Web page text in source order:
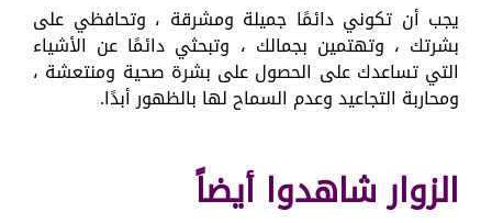
يجب أن تكوني دائمًا جميلة ومشرقة ، وتحافظي على
بشرتك ، وتهتمين بجمالك ، وتبحثي دائمًا عن الأشياء
التي تساعدك على الحصول على بشرة صحية ومنتعشة ،
ومحاربة التجاعيد وعدم السماح لها بالظهور أبدًا.
الزوار شاهدوا أيضاً